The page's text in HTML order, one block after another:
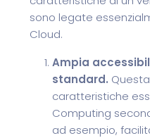
sono legate
Cloud.
Ampia
standard.
caratteristiche
Computing
ad esempio,